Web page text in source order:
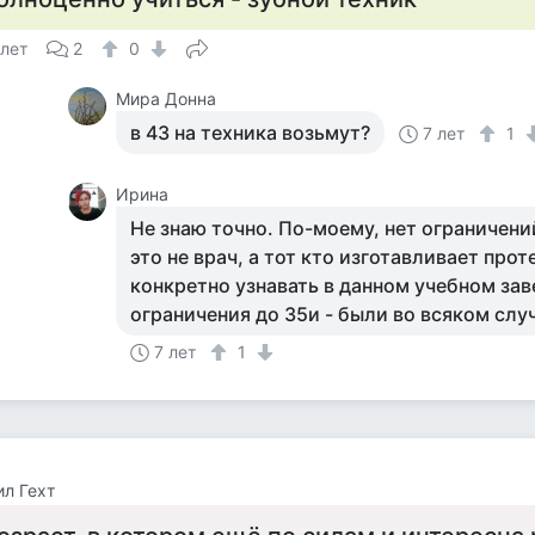
2 0
Мира Донна
в 43 на техника возьмут? 7 лет 1
Ирина
Не знаю точно. По-моему, нет
это не врач, а тот кто изготавливает
конкретно узнавать в данном учебном
ограничения до 35и - были во всяком
7 лет 1
Гехт